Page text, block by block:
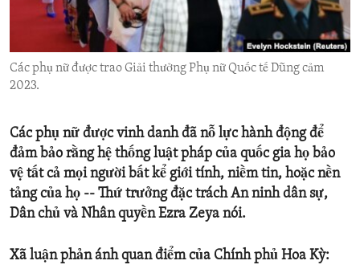
ENVIRONMENT AND HEALTH
IDEALS AND INSTITUTIONS
Các phụ nữ được trao Giải thưởng Phụ nữ Quốc tế Dũng cảm
2023.
Các phụ nữ được vinh danh đã nỗ lực hành động để
đảm bảo rằng hệ thống luật pháp của quốc gia họ bảo
vệ tất cả mọi người bất kể giới tính, niềm tin, hoặc nền
tảng của họ -- Thứ trưởng đặc trách An ninh dân sự,
Dân chủ và Nhân quyền Ezra Zeya nói.
Xã luận phản ánh quan điểm của Chính phủ Hoa Kỳ: